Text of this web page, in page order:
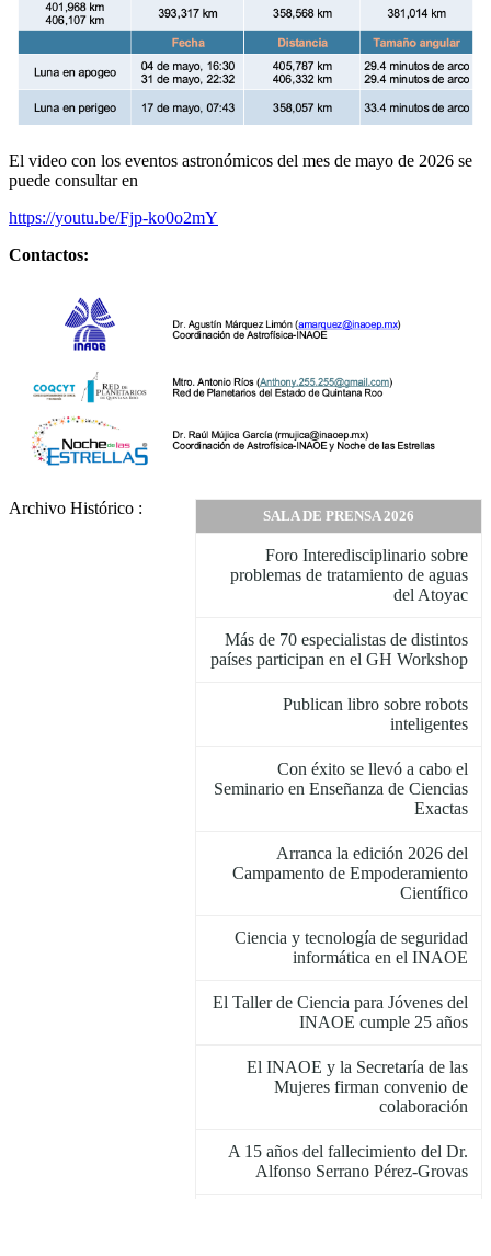
El video con los eventos astronómicos del mes de mayo de 2026 se
puede consultar en
https://youtu.be/Fjp-ko0o2mY
Contactos:
SALA DE PRENSA 2026
Foro Interedisciplinario sobre
problemas de tratamiento de aguas
del Atoyac
Más de 70 especialistas de distintos
países participan en el GH Workshop
Publican libro sobre robots
inteligentes
Con éxito se llevó a cabo el
Seminario en Enseñanza de Ciencias
Exactas
Arranca la edición 2026 del
Campamento de Empoderamiento
Científico
Ciencia y tecnología de seguridad
informática en el INAOE
El Taller de Ciencia para Jóvenes del
INAOE cumple 25 años
El INAOE y la Secretaría de las
Mujeres firman convenio de
colaboración
A 15 años del fallecimiento del Dr.
Alfonso Serrano Pérez-Grovas
Archivo Histórico :